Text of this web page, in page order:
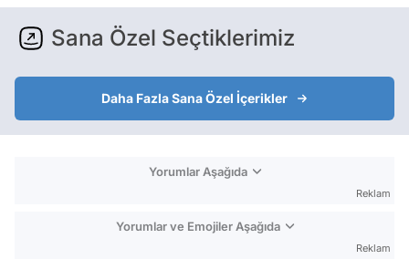
Sana Özel Seçtiklerimiz
Daha Fazla Sana Özel İçerikler
Yorumlar Aşağıda
Reklam
Yorumlar ve Emojiler Aşağıda
Reklam